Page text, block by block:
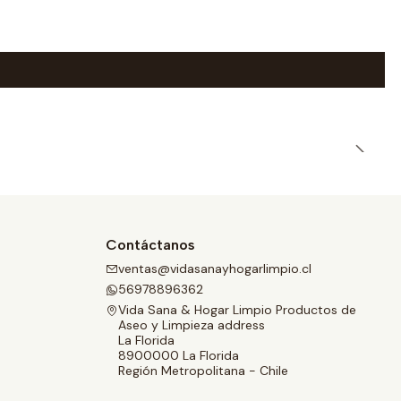
Contáctanos
ventas@vidasanayhogarlimpio.cl
56978896362
Vida Sana & Hogar Limpio Productos de
Aseo y Limpieza address
La Florida
8900000 La Florida
Región Metropolitana - Chile